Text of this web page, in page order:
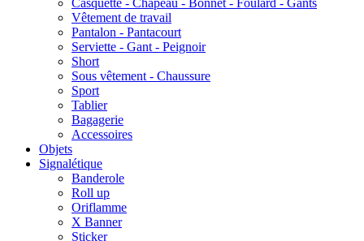
Casquette - Chapeau - Bonnet - Foulard - Gants
Vêtement de travail
Pantalon - Pantacourt
Serviette - Gant - Peignoir
Short
Sous vêtement - Chaussure
Sport
Tablier
Bagagerie
Accessoires
Objets
Signalétique
Banderole
Roll up
Oriflamme
X Banner
Sticker